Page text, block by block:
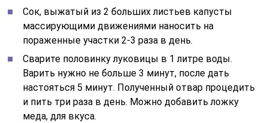
Сок, выжатый из 2 больших листьев капусты
массирующими движениями наносить на
пораженные участки 2-3 раза в день.
Сварите половинку луковицы в 1 литре воды.
Варить нужно не больше 3 минут, после дать
настояться 5 минут. Полученный отвар процедить
и пить три раза в день. Можно добавить ложку
меда, для вкуса.